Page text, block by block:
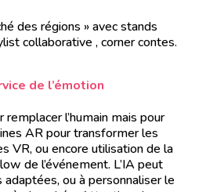
des régions » avec stands
collaborative , corner contes.
de l’émotion
remplacer l’humain mais pour
AR pour transformer les
VR, ou encore utilisation de la
de l’événement. L’IA peut
ou à personnaliser le